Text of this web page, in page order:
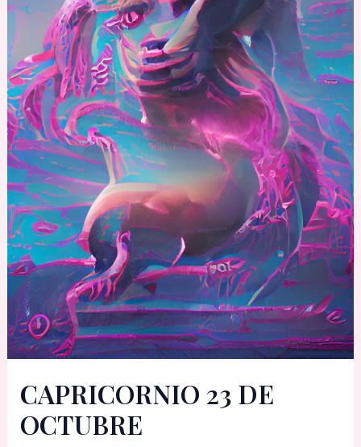
CAPRICORNIO 23 DE
OCTUBRE